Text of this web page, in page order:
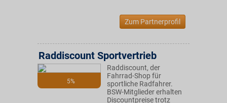
Zum Partnerprofil
5%
Raddiscount Sportvertrieb
Raddiscount, der
Fahrrad-Shop für
sportliche Radfahrer.
BSW-Mitglieder erhalten
Discountpreise trotz